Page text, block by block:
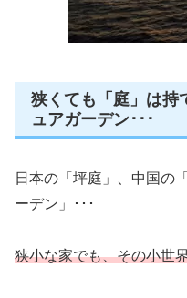
狭くても「庭」は持
ュアガーデン･･･
日本の「坪庭」、中国の
ーデン」･･･
狭小な家でも、その小世